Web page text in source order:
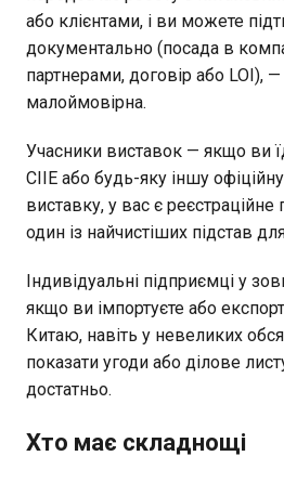
або клієнтами, і ви можете
документально (посада в
партнерами, договір або LOI),
малоймовірна.
Учасники виставок — якщо ви
CIIE або будь-яку іншу
виставку, у вас є
один із найчистіших підстав
Індивідуальні підприємці у
якщо ви імпортуєте або
Китаю, навіть у невеликих
показати угоди або ділове
достатньо.
Хто має складнощі